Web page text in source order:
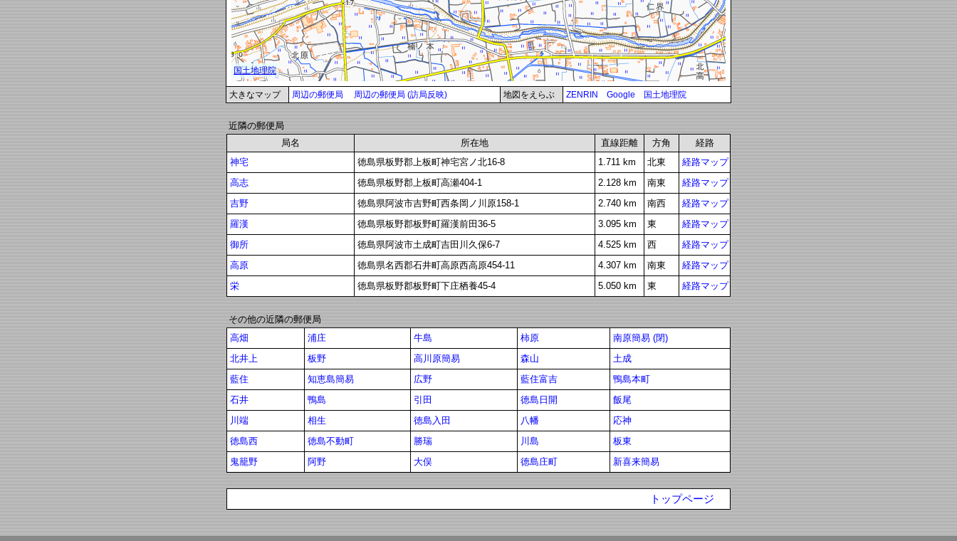
大きなマップ 周辺の郵便局 周辺の郵便局 (訪局反映) 地図をえらぶ ZENRIN Google 国土地理院
近隣の郵便局
局名
所在地 直線距離 方角
経路
神宅
徳島県板野郡上板町神宅宮ノ北16-8 1.711 km 北東
経路マップ
高志
徳島県板野郡上板町高瀬404-1 2.128 km 南東
経路マップ
吉野
徳島県阿波市吉野町西条岡ノ川原158-1 2.740 km 南西
経路マップ
羅漢
徳島県板野郡板野町羅漢前田36-5 3.095 km 東
経路マップ
御所
徳島県阿波市土成町吉田川久保6-7 4.525 km 西
経路マップ
高原
徳島県名西郡石井町高原西高原454-11 4.307 km 南東
経路マップ
栄
徳島県板野郡板野町下庄栖養45-4 5.050 km 東 経路マップ
その他の近隣の郵便局
高畑
浦庄 牛島 柿原
南原簡易 (閉)
北井上
板野 高川原簡易 森山
土成
藍住
知恵島簡易 広野 藍住富吉
鴨島本町
石井
鴨島 引田 徳島日開
飯尾
川端
相生 徳島入田 八幡
応神
徳島西
徳島不動町 勝瑞 川島
板東
鬼籠野
阿野 大俣 徳島庄町 新喜来簡易
トップページ